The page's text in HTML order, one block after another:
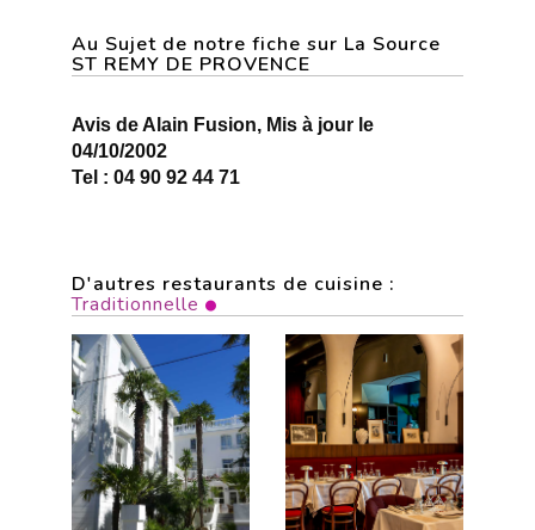
Au Sujet de notre fiche sur La Source
ST REMY DE PROVENCE
Avis de Alain Fusion, Mis à jour le
04/10/2002
Tel : 04 90 92 44 71
D'autres restaurants de cuisine :
Traditionnelle